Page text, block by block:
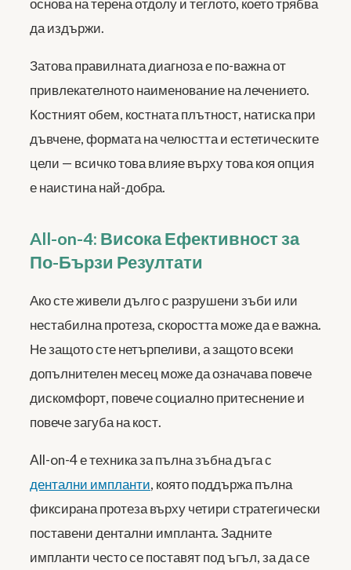
основа на терена отдолу и теглото, което трябва
да издържи.
Затова правилната диагноза е по-важна от
привлекателното наименование на лечението.
Костният обем, костната плътност, натиска при
дъвчене, формата на челюстта и естетическите
цели — всичко това влияе върху това коя опция
е наистина най-добра.
All-on-4: Висока Ефективност за
По-Бързи Резултати
Ако сте живели дълго с разрушени зъби или
нестабилна протеза, скоростта може да е важна.
Не защото сте нетърпеливи, а защото всеки
допълнителен месец може да означава повече
дискомфорт, повече социално притеснение и
повече загуба на кост.
All-on-4 е техника за пълна зъбна дъга с
дентални импланти, която поддържа пълна
фиксирана протеза върху четири стратегически
поставени дентални импланта. Задните
импланти често се поставят под ъгъл, за да се